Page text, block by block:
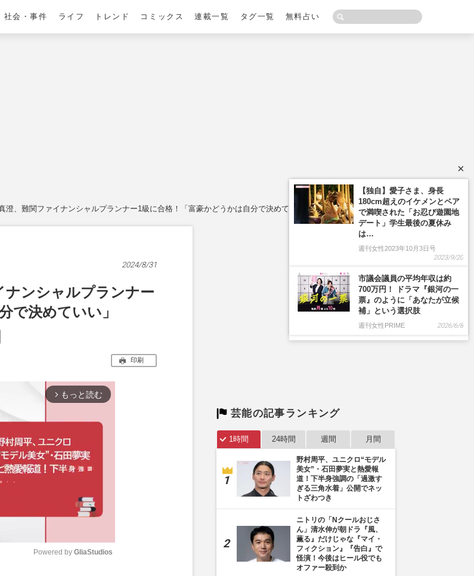
社会・事件 ライフ トレンド コミックス 連載一覧 タグ一覧 無料占い
澄、難関ファイナンシャルプランナー1級に合格！「富豪かどうかは自分で決めていい」
2024/8/31
ナンシャルプランナー
で決めていい」
印刷
arrow_forward_ios もっと読む
Powered by GliaStudios
芸能の記事ランキング
1時間 24時間 週間 月間
野村周平、ユニクロ“モデル
美女”・石田夢実と熱愛報
道！下半身強調の「過激す
ぎる三角水着」公開でネッ
トざわつき
ニトリの「Nクールおじさ
ん」清水伸が朝ドラ『風、
薫る』だけじゃな『マイ・
フィクション』『告白』で
怪演！今後はヒール役でも
オファー殺到か
×